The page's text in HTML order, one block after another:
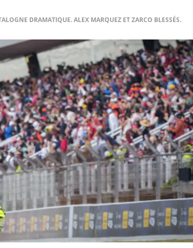
DRAMATIQUE. ALEX MARQUEZ ET ZARCO BLESSÉS.